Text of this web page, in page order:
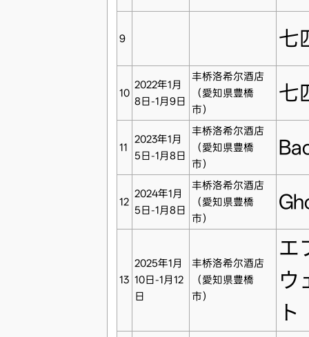
9 七
10
2022年1月
8日-1月9日
丰桥洛希尔酒店
（愛知県豊橋
市）
七
11
2023年1月
5日-1月8日
丰桥洛希尔酒店
（愛知県豊橋
市）
12
2024年1月
5日-1月8日
丰桥洛希尔酒店
（愛知県豊橋
市）
13
2025年1月
10日-1月12
日
丰桥洛希尔酒店
（愛知県豊橋
市）
エ
ウ
ト